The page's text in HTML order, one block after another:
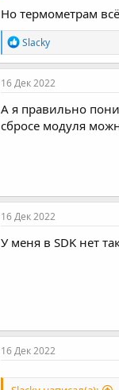
Но термометрам
Р
е
а
к
и
и
:
Slacky
16 Дек 2022
А я правильно
сбросе модуля
16 Дек 2022
У меня в SDK нет
16 Дек 2022